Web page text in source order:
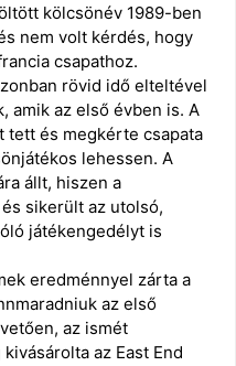
kölcsönév 1989-ben
nem volt kérdés, hogy
csapathoz.
rövid idő elteltével
amik az első évben is. A
tett és megkérte csapata
lehessen. A
állt, hiszen a
sikerült az utolsó,
játékengedélyt is
eredménnyel zárta a
az első
az ismét
az East End